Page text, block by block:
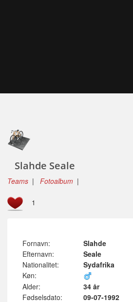
Slahde Seale
Teams | Fotoalbum |
1
Fornavn:
Slahde
Efternavn:
Seale
Nationalitet:
Sydafrika
Køn:
Alder:
34 år
Fødselsdato:
09-07-1992